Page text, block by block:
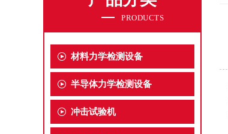
PRODUCTS
材料力学检测设备
半导体力学检测设备
冲击试验机